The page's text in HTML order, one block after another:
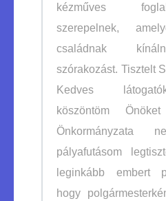
kézműves
szerepelnek,
családnak
szórakozást. Tisztelt
Kedves
köszöntöm Önöket
Önkormányzata
pályafutásom
leginkább embert
hogy